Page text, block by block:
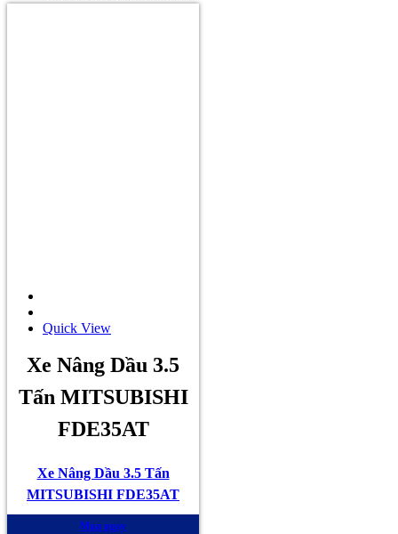
Quick View
Xe Nâng Dầu 3.5
Tấn MITSUBISHI
FDE35AT
Xe Nâng Dầu 3.5 Tấn
MITSUBISHI FDE35AT
Mua ngay